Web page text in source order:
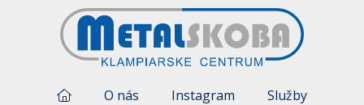
O nás Instagram
Služby